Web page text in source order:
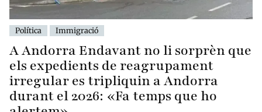
Política Immigració
A Andorra Endavant no li sorprèn que
els expedients de reagrupament
irregular es tripliquin a Andorra
durant el 2026: «Fa temps que ho